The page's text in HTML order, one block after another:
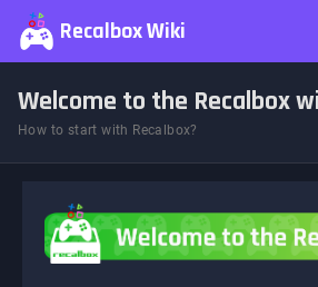
Recalbox Wiki
Welcome to the Recalbox
How to start with Recalbox?